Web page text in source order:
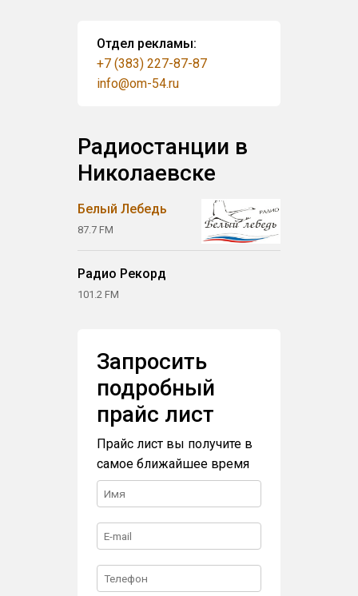
Отдел рекламы:
+7 (383) 227-87-87
info@om-54.ru
Радиостанции в
Николаевске
Белый Лебедь
87.7 FM
Радио Рекорд
101.2 FM
Запросить
подробный
прайс лист
Прайс лист вы получите в
самое ближайшее время